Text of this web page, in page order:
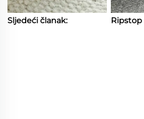
Sljedeći članak: Ripstop